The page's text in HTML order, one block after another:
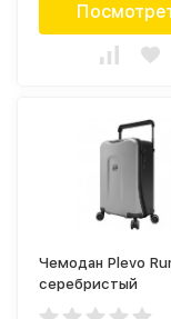
Чемодан Plevo
серебристый